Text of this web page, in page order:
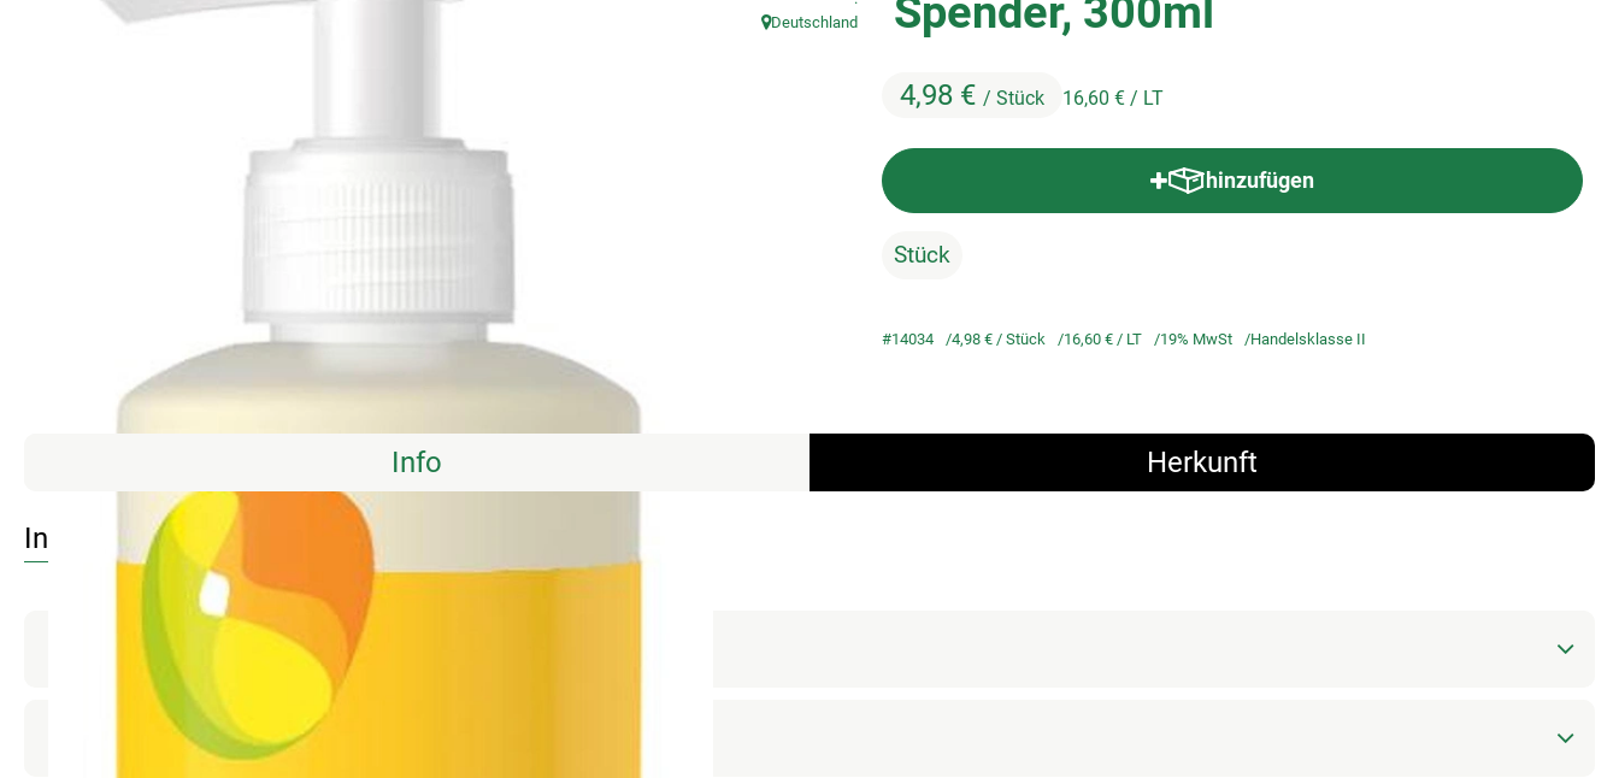
Spender, 300ml
4,98 € / Stück 16,60 € / LT
, Herkunft:
Deutschland
hinzufügen
Produkt zum Warenkorb hinzufügen
Stück
#14034 4,98 € / Stück 16,60 € / LT 19% MwSt Handelsklasse II
Info Herkunft
Info
Produktinformationen
Produktdatenblatt